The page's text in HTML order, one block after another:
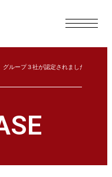
ループ３社が認定されました。